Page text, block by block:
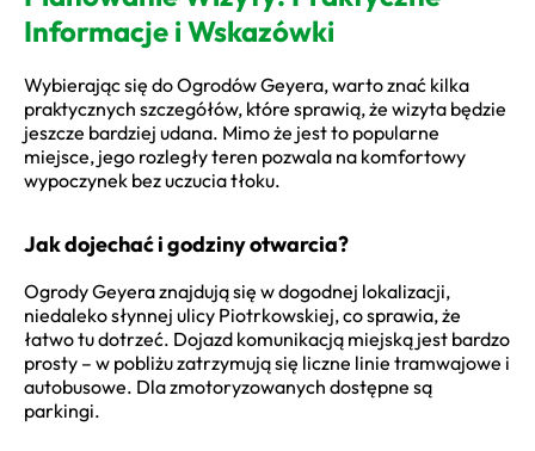
Informacje i Wskazówki
Wybierając się do Ogrodów Geyera, warto znać kilka
praktycznych szczegółów, które sprawią, że wizyta będzie
jeszcze bardziej udana. Mimo że jest to popularne
miejsce, jego rozległy teren pozwala na komfortowy
wypoczynek bez uczucia tłoku.
Jak dojechać i godziny otwarcia?
Ogrody Geyera znajdują się w dogodnej lokalizacji,
niedaleko słynnej ulicy Piotrkowskiej, co sprawia, że
łatwo tu dotrzeć. Dojazd komunikacją miejską jest bardzo
prosty – w pobliżu zatrzymują się liczne linie tramwajowe i
autobusowe. Dla zmotoryzowanych dostępne są
parkingi.